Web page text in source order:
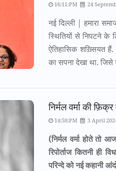
16:11:PM 24
नई दिल्ली | हमारा
स्थितियों से निपटने के
ऐतिहासिक शख़्सियत
का सपना देखा था. जिसे
निर्मल वर्मा की
14:58:PM 3 April
(निर्मल वर्मा होते तो
रिपोर्ताज कितनी ही
परिन्दे को नई कहानी